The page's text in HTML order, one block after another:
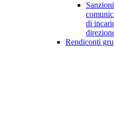
di
Rendiconti